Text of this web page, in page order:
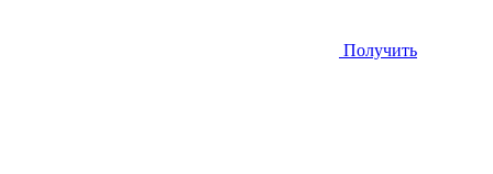
Получить